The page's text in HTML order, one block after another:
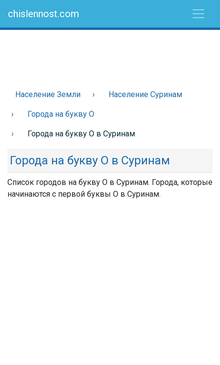
chislennost.com
Население Земли Население Суринам
Города на букву О
Города на букву О в Суринам
Города на букву О в Суринам
Список городов на букву О в Суринам. Города, которые
начинаются с первой буквы О в Суринам.